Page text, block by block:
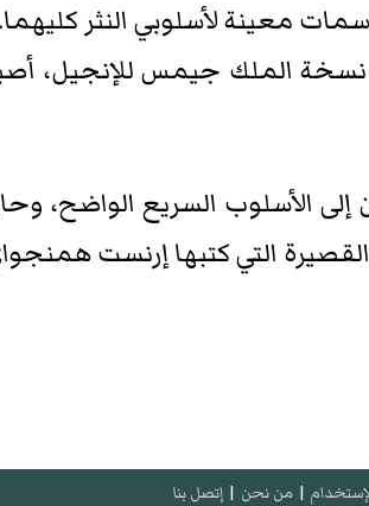
نسخة الملك جيمس للإنجيل التي نشرت عام 1611م سمات
الملك جيمس للإنجيل،
الأسلوب السريع الواضح،
التي كتبها إرنست
| من نحن | إتصل بنا